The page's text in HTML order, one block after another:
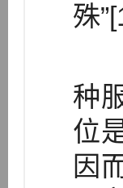
殊
种
位
因